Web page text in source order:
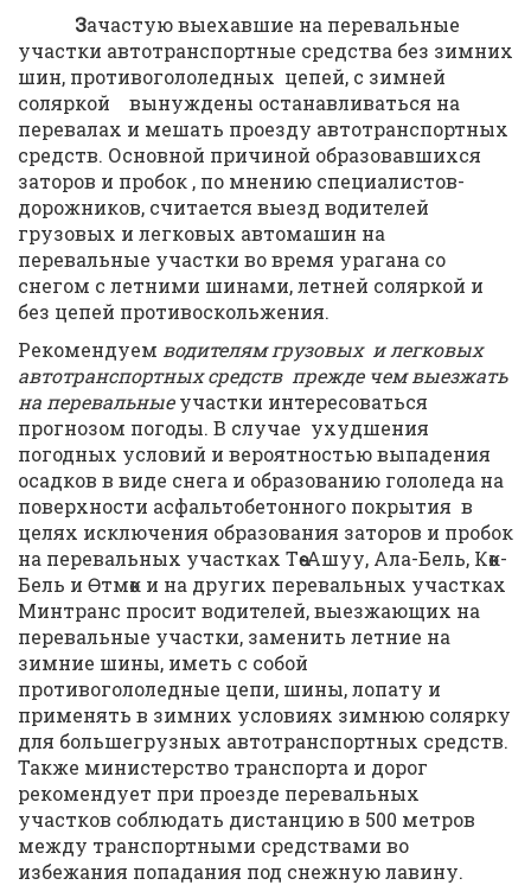
Зачастую выехавшие на перевальные
участки автотранспортные средства без зимних
шин, противогололедных цепей, с зимней
соляркой вынуждены останавливаться на
перевалах и мешать проезду автотранспортных
средств. Основной причиной образовавшихся
заторов и пробок , по мнению специалистов-
дорожников, считается выезд водителей
грузовых и легковых автомашин на
перевальные участки во время урагана со
снегом с летними шинами, летней соляркой и
без цепей противоскольжения.
Рекомендуем водителям грузовых и легковых
автотранспортных средств прежде чем выезжать
на перевальныеучастки интересоваться
прогнозом погоды. В случае ухудшения
погодных условий и вероятностью выпадения
осадков в виде снега и образованию гололеда на
поверхности асфальтобетонного покрытия в
целях исключения образования заторов и пробок
на перевальных участках Төө-Ашуу, Ала-Бель, Көк-
Бель и Өтмөк и на других перевальных участках
Минтранс просит водителей, выезжающих на
перевальные участки, заменить летние на
зимние шины, иметь с собой
противогололедные цепи, шины, лопату и
применять в зимних условиях зимнюю солярку
для большегрузных автотранспортных средств.
Также министерство транспорта и дорог
рекомендует при проезде перевальных
участков соблюдать дистанцию в 500 метров
между транспортными средствами во
избежания попадания под снежную лавину.